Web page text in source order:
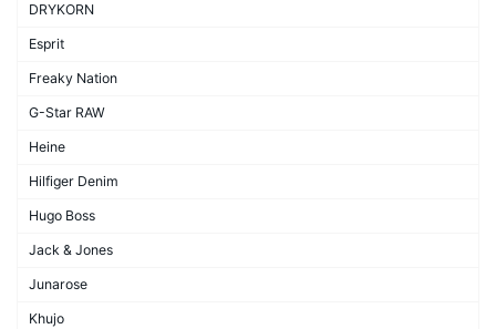
DRYKORN
Esprit
Freaky Nation
G-Star RAW
Heine
Hilfiger Denim
Hugo Boss
Jack & Jones
Junarose
Khujo